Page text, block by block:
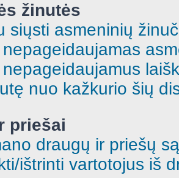
žinutės
siųsti asmeninių
nuo kažkurio šių
priešai
draugų ir priešų
ištrinti vartotojus iš